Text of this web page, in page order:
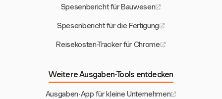
Spesenbericht für Bauwesen
Spesenbericht für die Fertigung
Reisekosten-Tracker für Chrome
Weitere Ausgaben-Tools entdecken
Ausgaben-App für kleine Unternehmen